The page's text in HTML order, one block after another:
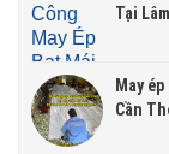
Tại
May
Cần